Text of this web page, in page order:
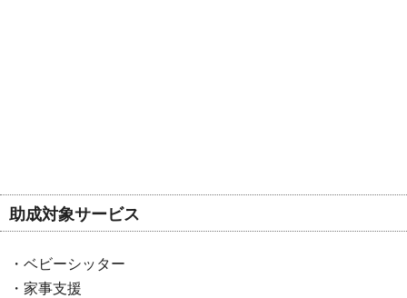
助成対象サービス
・ベビーシッター
・家事支援